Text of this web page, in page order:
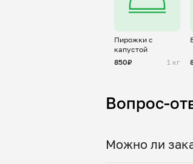
Пирожки с
капустой
850₽
1 кг
Вопрос-
Можно ли